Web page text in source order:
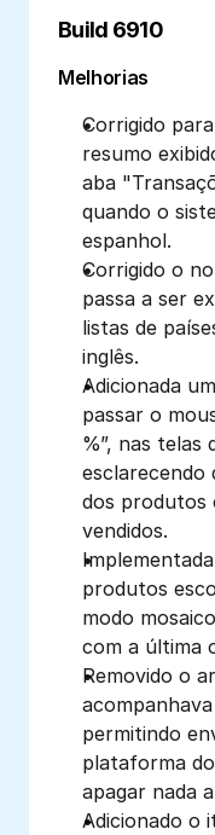
Build 6910
Melhorias
Corrigido
resumo
aba
quando o
espanhol.
Corrigido o
passa a ser
listas de
inglês.
Adicionada
passar o
%”, nas telas
esclarecendo
dos produtos
vendidos.
produtos
modo
com a última
Removido o
permitindo
plataforma
apagar nada
Adicionado o